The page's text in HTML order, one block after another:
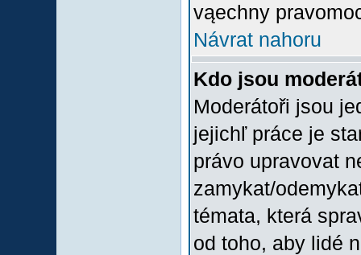
vąechny
Návrat nahoru
Kdo jsou
Moderátoři jsou
jejichľ práce je
právo upravovat
zamykat/
témata, která
od toho, aby lidé